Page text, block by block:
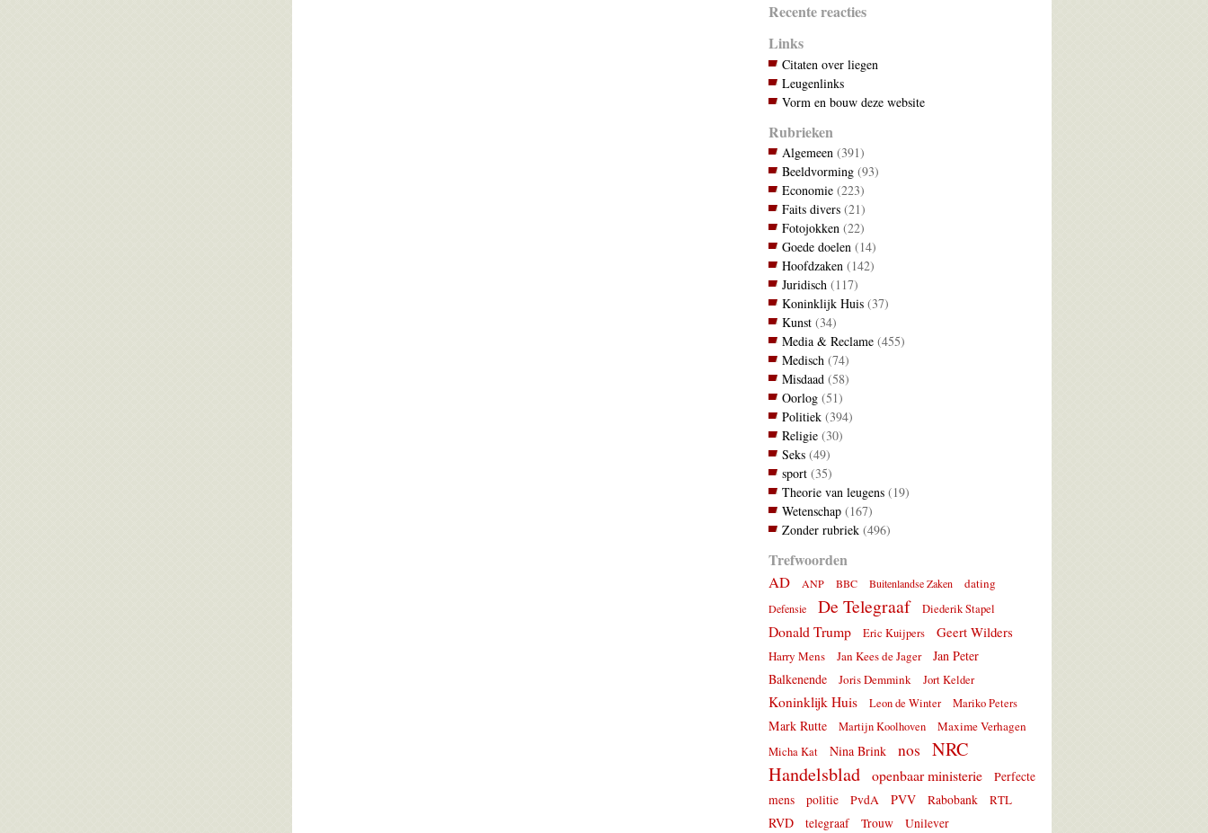
Recente reacties
Links
Citaten over liegen
Leugenlinks
Vorm en bouw deze website
Rubrieken
Algemeen(391)
Beeldvorming(93)
Economie(223)
Faits divers(21)
Fotojokken(22)
Goede doelen(14)
Hoofdzaken(142)
Juridisch(117)
Koninklijk Huis(37)
Kunst(34)
Media & Reclame(455)
Medisch(74)
Misdaad(58)
Oorlog(51)
Politiek(394)
Religie(30)
Seks(49)
sport(35)
Theorie van leugens(19)
Wetenschap(167)
Zonder rubriek(496)
Trefwoorden
AD
ANP BBC Buitenlandse Zaken dating
Defensie De Telegraaf Diederik Stapel
Donald Trump Eric Kuijpers Geert Wilders
Harry Mens Jan Kees de Jager
Jan Peter
Balkenende
Joris Demmink Jort Kelder
Koninklijk Huis Leon de Winter Mariko Peters
Mark Rutte Martijn Koolhoven Maxime Verhagen
Micha Kat Nina Brink nos
NRC
Handelsblad
openbaar ministerie
Perfecte
mens
politie PvdA PVV Rabobank RTL
RVD telegraaf Trouw Unilever